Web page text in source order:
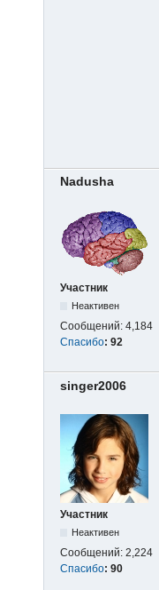
Nadusha
Участник
Неактивен
Сообщений: 4,184
Спасибо: 92
singer2006
Участник
Неактивен
Сообщений: 2,224
Спасибо: 90